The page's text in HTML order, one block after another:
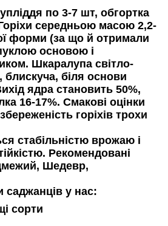
по 3-7 шт, обгортка
середньою масою 2,2-
форми (за що й отримали
основою і
Шкаралупа світло-
блискуча, біля основи
ядра становить 50%,
16-17%. Смакові оцінки
горіхів трохи
стабільністю врожаю і
Рекомендовані
Шедевр,
саджанців у нас:
сорти